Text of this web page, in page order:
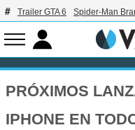
Trailer GTA 6 Spider-Man
PRÓXIMOS
IPHONE EN